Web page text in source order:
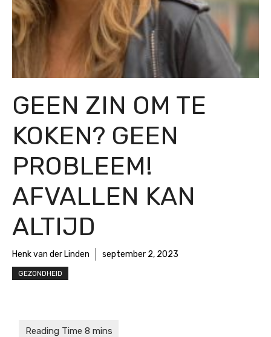
GEEN ZIN OM TE
KOKEN? GEEN
PROBLEEM!
AFVALLEN KAN
ALTIJD
Henk van der Linden september 2, 2023
GEZONDHEID